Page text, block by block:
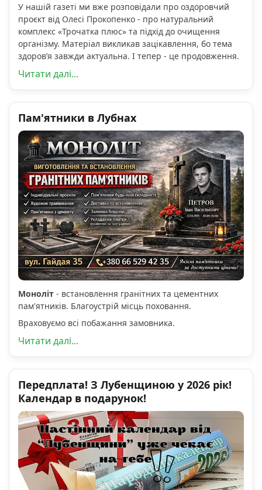
У нашій газеті ми вже розповідали про оздоровчий
проєкт від Олесі Прокопенко - про натуральний
комплекс «Трочатка плюс» та підхід до очищення
організму. Матеріал викликав зацікавлення, бо тема
здоров’я завжди актуальна. І тепер - це продовження.
Читати далі...
Пам'ятники в Лубнах
Моноліт - встановлення гранітних та цементних
пам'ятників. Благоустрій місць поховання.
Враховуємо всі побажання замовника.
Читати далі...
Передплата! З Лубенщиною у 2026 рік!
Календар в подарунок!